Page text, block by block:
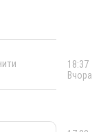
18:37
Вчора